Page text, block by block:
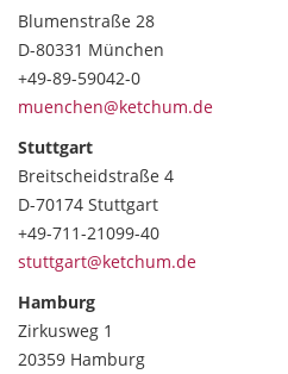
Blumenstraße 28
D-80331 München
+49-89-59042-0
muenchen@ketchum.de
Stuttgart
Breitscheidstraße 4
D-70174 Stuttgart
+49-711-21099-40
stuttgart@ketchum.de
Hamburg
Zirkusweg 1
20359 Hamburg